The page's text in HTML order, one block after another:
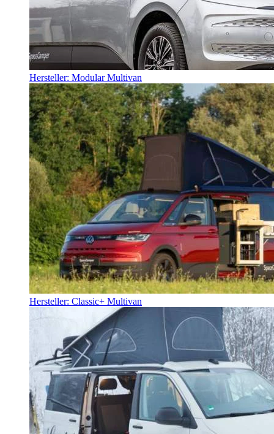
Hersteller: Modular Multivan
Hersteller: Classic+ Multivan